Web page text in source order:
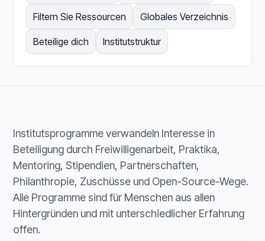
Filtern Sie Ressourcen Globales Verzeichnis
Beteilige dich Institutstruktur
Institutsprogramme verwandeln Interesse in
Beteiligung durch Freiwilligenarbeit, Praktika,
Mentoring, Stipendien, Partnerschaften,
Philanthropie, Zuschüsse und Open-Source-Wege.
Alle Programme sind für Menschen aus allen
Hintergründen und mit unterschiedlicher Erfahrung
offen.